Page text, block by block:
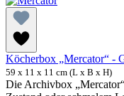
Köcherbox „Mercator“ -
59 x 11 x 11 cm (L x B x H)
Die Archivbox